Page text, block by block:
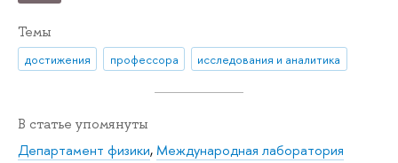
Темы
достижения профессора исследования и аналитика
В статье упомянуты
Департамент физики,Международная лаборатория